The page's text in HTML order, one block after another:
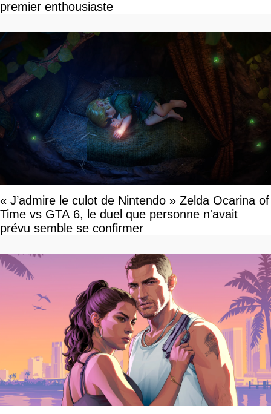
premier enthousiaste
« J’admire le culot de Nintendo » Zelda Ocarina of
Time vs GTA 6, le duel que personne n'avait
prévu semble se confirmer